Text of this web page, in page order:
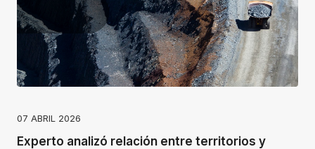
07 ABRIL 2026
Experto analizó relación entre territorios y